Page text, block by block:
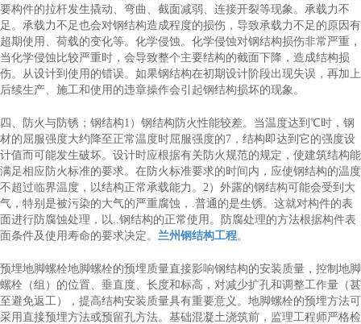
要构件的拉杆发生撬动、弯曲、截面减弱、连接开裂等现象。承载力不
足。承载力不足也会对钢结构造成程度的损伤，导致承载力不足的原因有
超期使用、荷载的变化等。化学侵蚀。化学侵蚀对钢结构损伤非常严重，
当化学侵蚀比较严重时，会导致整个主要结构的截面下降，造成结构损
伤。从设计到使用的错误。如果钢结构在初期设计阶段出现失误，再加上
后续生产、施工和使用的违章操作会引起钢结构损坏的现象。
四、防火与防锈；钢结构1）钢结构防火性能较差。当温度达到℃时，钢
材的屈服强度大约降至正常温度时屈服强度的7，结构即达到它的强度设
计值而可能发生破坏。设计时应根据有关防火规范的规定，使建筑结构能
满足相应防火标准的要求。在防火标准要求的时间内，应使钢结构的温度
不超过临界温度，以结构正常承载能力。2）外露的钢结构可能会受到大
气，特别是被污染的大气的严重腐蚀，.普通的是生锈。这就对构件的表
面进行防腐蚀处理，以..钢结构的正常使用。防腐处理的方法根据构件表
面条件及使用寿命的要求决定。 兰州钢结构工程。
预埋地脚螺栓地脚螺栓的预埋质量直接影响钢结构的安装质量，控制地脚
螺栓（组）的位置、垂直度、长度和标高，对减少扩孔和调整工作量（甚
至避免返工），提高结构安装质量具有重要意义。地脚螺栓的预埋方法可
采用直接预埋方法或预留孔方法。基础混凝土浇筑前，监理工程师严格检